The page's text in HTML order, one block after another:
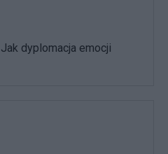
dyplomacja emocji